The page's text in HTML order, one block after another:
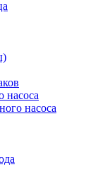
насоса
насоса